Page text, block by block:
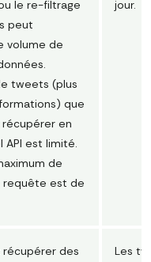
le re-filtrage
peut
volume de
tweets (plus
que
en
API est limité.
de
requête est de
jour.
récupérer des
Les